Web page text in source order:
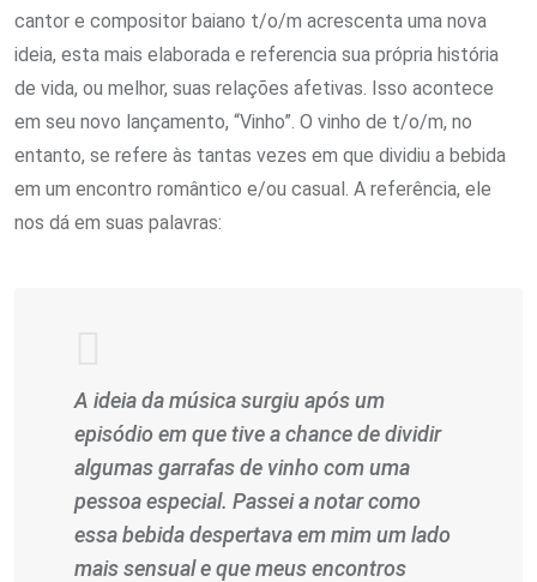
cantor e compositor baiano t/o/m acrescenta uma nova
ideia, esta mais elaborada e referencia sua própria história
de vida, ou melhor, suas relações afetivas. Isso acontece
em seu novo lançamento, “Vinho”. O vinho de t/o/m, no
entanto, se refere às tantas vezes em que dividiu a bebida
em um encontro romântico e/ou casual. A referência, ele
nos dá em suas palavras:
A ideia da música surgiu após um
episódio em que tive a chance de dividir
algumas garrafas de vinho com uma
pessoa especial. Passei a notar como
essa bebida despertava em mim um lado
mais sensual e que meus encontros